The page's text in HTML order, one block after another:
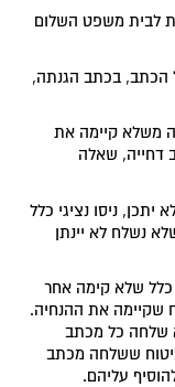
לבית משפט השלום
הכתב, בכתב הגנתה,
משלא קיימה את
דחייה, שאלה
יתכן, ניסו נציגי כלל
נשלח לא יינתן
שלא קימה אחר
שקיימה את ההנחיה.
שלחה כל מכתב
ששלחה מכתב
עליהם.